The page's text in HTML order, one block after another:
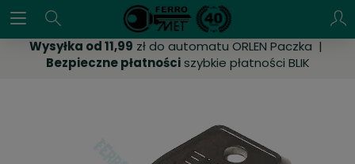
Wysyłka od 11,99 zł do automatu ORLEN Paczka |
Bezpieczne płatnościszybkie płatności BLIK